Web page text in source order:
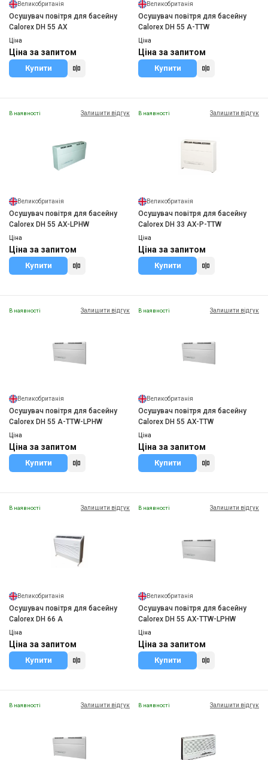
Великобританія
Осушувач повітря для басейну
Calorex DH 55 AX
Ціна
Ціна за запитом
Купити
Великобританія
Осушувач повітря для басейну
Calorex DH 55 A-TTW
Ціна
Ціна за запитом
Купити
В наявності Залишити відгук
Великобританія
Осушувач повітря для басейну
Calorex DH 55 AX-LPHW
Ціна
Ціна за запитом
Купити
В наявності Залишити відгук
Великобританія
Осушувач повітря для басейну
Calorex DH 33 AX-Р-TTW
Ціна
Ціна за запитом
Купити
В наявності Залишити відгук
Великобританія
Осушувач повітря для басейну
Calorex DH 55 A-TTW-LPHW
Ціна
Ціна за запитом
Купити
В наявності Залишити відгук
Великобританія
Осушувач повітря для басейну
Calorex DH 55 AX-TTW
Ціна
Ціна за запитом
Купити
В наявності Залишити відгук
Великобританія
Осушувач повітря для басейну
Calorex DH 66 A
Ціна
Ціна за запитом
Купити
В наявності Залишити відгук
Великобританія
Осушувач повітря для басейну
Calorex DH 55 AX-TTW-LPHW
Ціна
Ціна за запитом
Купити
В наявності Залишити відгук В наявності Залишити відгук